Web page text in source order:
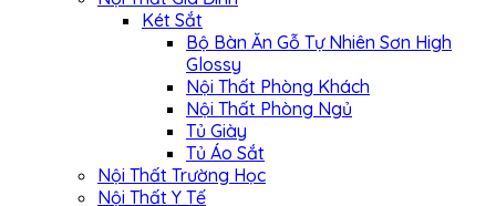
Két Sắt
Bộ Bàn Ăn Gỗ Tự Nhiên Sơn High
Glossy
Nội Thất Phòng Khách
Nội Thất Phòng Ngủ
Tủ Giày
Tủ Áo Sắt
Nội Thất Trường Học
Nội Thất Y Tế